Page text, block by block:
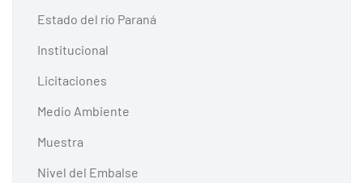
Estado del río Paraná
Institucional
Licitaciones
Medio Ambiente
Muestra
Nivel del Embalse